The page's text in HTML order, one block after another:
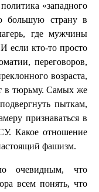
«западного
большую страну в
где мужчины
если кто-то просто
переговоров,
возраста,
в тюрьму. Самых же
пыткам,
признаваться в
Какое отношение
фашизм.
очевидным, что
всем понять, что